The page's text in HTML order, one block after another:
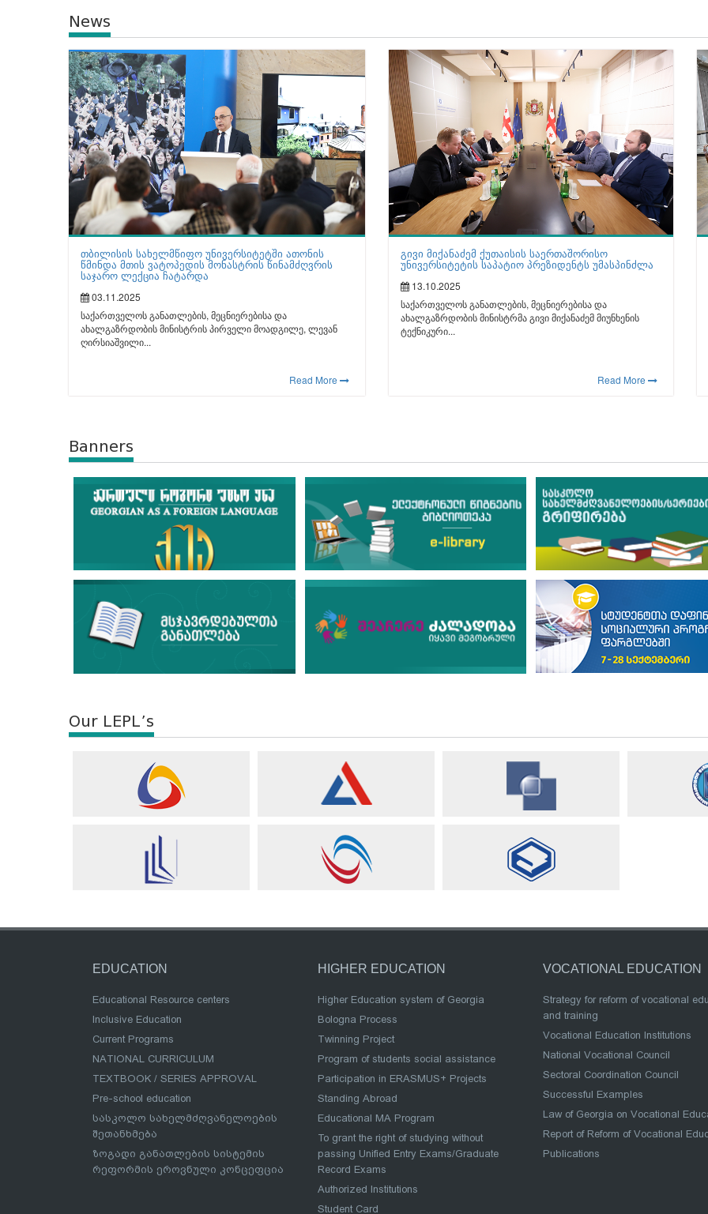
News
თბილისის სახელმწიფო უნივერსიტეტში ათონის
წმინდა მთის ვატოპედის მონასტრის წინამძღვრის
საჯარო ლექცია ჩატარდა
03.11.2025
საქართველოს განათლების, მეცნიერებისა და
ახალგაზრდობის მინისტრის პირველი მოადგილე, ლევან
ღირსიაშვილი...
Read More
გივი მიქანაძემ ქუთაისის საერთაშორისო
უნივერსიტეტის საპატიო პრეზიდენტს უმასპინძლა
13.10.2025
საქართველოს განათლების, მეცნიერებისა და
ახალგაზრდობის მინისტრმა გივი მიქანაძემ მიუნხენის
ტექნიკური...
Read More
Banners
Our LEPL’s
EDUCATION
Educational Resource centers
Inclusive Education
Current Programs
NATIONAL CURRICULUM
TEXTBOOK / SERIES APPROVAL
Pre-school education
სასკოლო სახელმძღვანელოების
შეთანხმება
ზოგადი განათლების სისტემის
რეფორმის ეროვნული კონცეფცია
HIGHER EDUCATION
Higher Education system of Georgia
Bologna Process
Twinning Project
Program of students social assistance
Participation in ERASMUS+ Projects
Standing Abroad
Educational MA Program
To grant the right of studying without
passing Unified Entry Exams/Graduate
Record Exams
Authorized Institutions
Student Card
VOCATIONAL EDUCATION
Strategy for reform of vocational
and training
Vocational Education Institutions
National Vocational Council
Sectoral Coordination Council
Successful Examples
Law of Georgia on Vocational
Report of Reform of Vocational
Publications